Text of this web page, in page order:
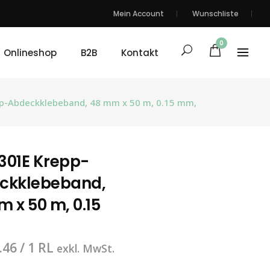
Mein Account Wunschliste
Onlineshop B2B Kontakt
0
Abdeckklebeband, 48 mm x 50 m, 0.15 mm,
Krepp-
x 50 m, 0.15
/ 1 RL exkl. MwSt.